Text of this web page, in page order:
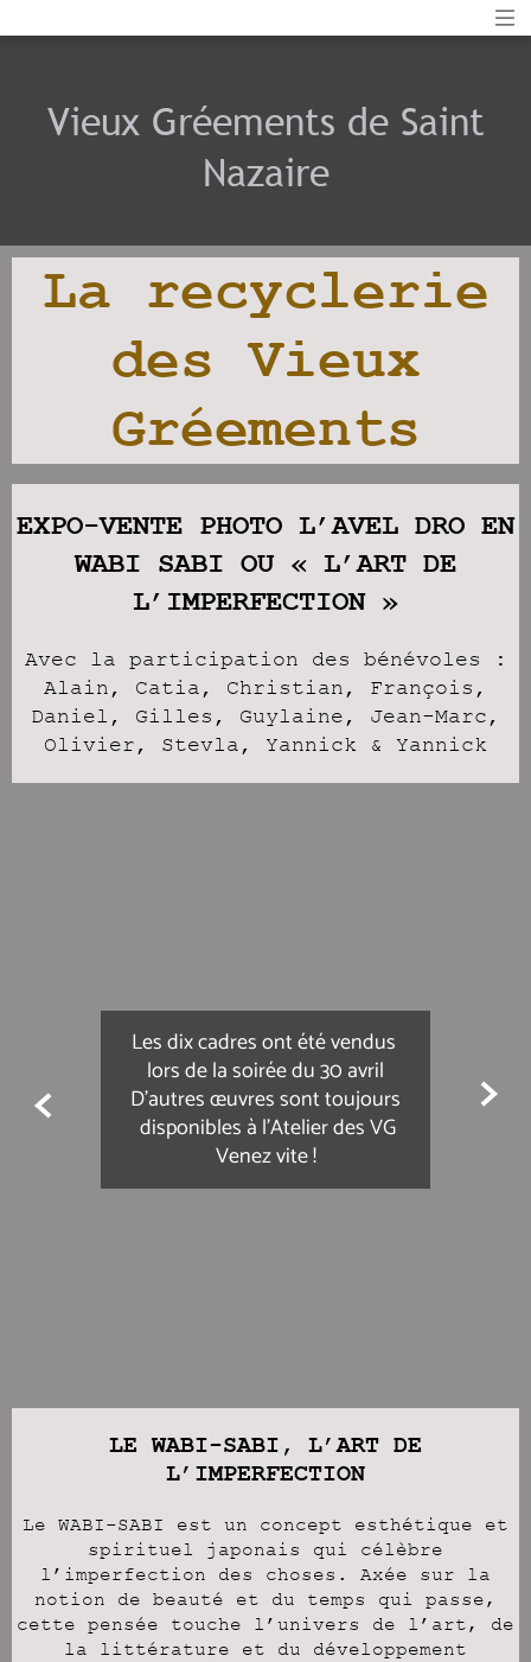
Vieux Gréements de Saint
Nazaire
La recyclerie
des Vieux
Gréements
EXPO-VENTE PHOTO L’AVEL DRO EN
WABI SABI OU « L’ART DE
L’IMPERFECTION »
Avec la participation des bénévoles :
Alain, Catia, Christian, François,
Daniel, Gilles, Guylaine, Jean-Marc,
Olivier, Stevla, Yannick & Yannick
Les dix cadres ont été vendus
lors de la soirée du 30 avril
D'autres œuvres sont toujours
disponibles à l'Atelier des VG
Venez vite !
 
LE WABI-SABI, L’ART DE
L’IMPERFECTION
Le WABI-SABI est un concept esthétique et
spirituel japonais qui célèbre
l’imperfection des choses. Axée sur la
notion de beauté et du temps qui passe,
cette pensée touche l’univers de l’art, de
la littérature et du développement